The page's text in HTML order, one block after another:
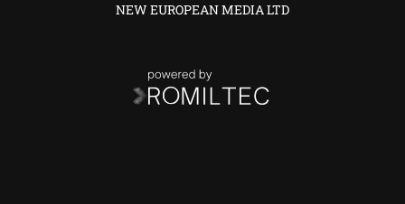
NEW EUROPEAN MEDIA LTD